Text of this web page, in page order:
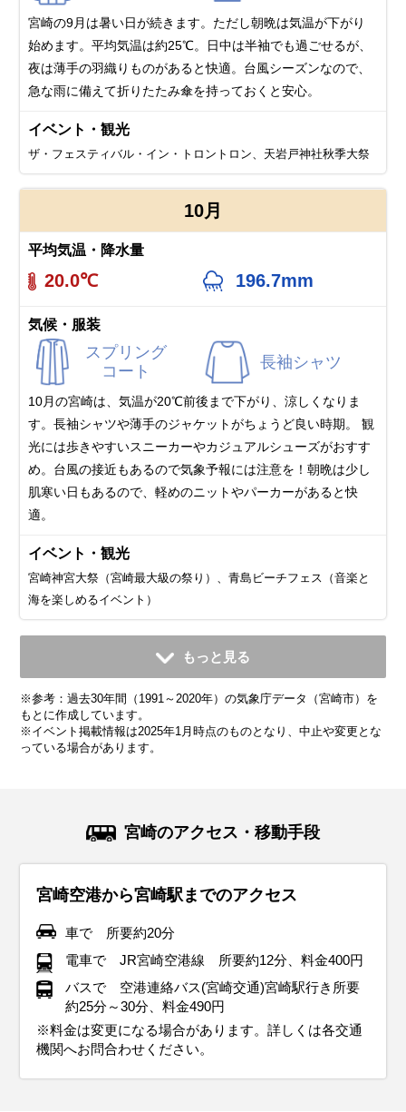
宮崎の9月は暑い日が続きます。ただし朝晩は気温が下がり
始めます。平均気温は約25℃。日中は半袖でも過ごせるが、
夜は薄手の羽織りものがあると快適。台風シーズンなので、
急な雨に備えて折りたたみ傘を持っておくと安心。
イベント・観光
ザ・フェスティバル・イン・トロントロン、天岩戸神社秋季大祭
10月
平均気温・降水量
20.0℃ 196.7mm
気候・服装
スプリング
コート
長袖シャツ
10月の宮崎は、気温が20℃前後まで下がり、涼しくなりま
す。長袖シャツや薄手のジャケットがちょうど良い時期。 観
光には歩きやすいスニーカーやカジュアルシューズがおすす
め。台風の接近もあるので気象予報には注意を！朝晩は少し
肌寒い日もあるので、軽めのニットやパーカーがあると快
適。
イベント・観光
宮崎神宮大祭（宮崎最大級の祭り）、青島ビーチフェス（音楽と
海を楽しめるイベント）
11月
平均気温・降水量
14.7℃ 105.7mm
気候・服装
11月の宮崎は平均気温が14℃前後に。日中は過ごしやすいも
用すると、快適に観光を楽しめる。
イベント・観光
白滝もみじ祭り、霧島秋まつり
12月
平均気温・降水量
9.7℃ 74.9mm
気候・服装
12月の宮崎は冬の寒さが本格化し、平均気温は9℃前後。厚
イルミネーションが美しい季節なので、夜の散策ができるよ
う手袋やマフラーなどの防寒アイテムを活用すると快適。
イベント・観光
青島太平洋マラソン、宮崎ベイサイドマラソン（海沿いを走る人
気のマラソン大会）
1月
平均気温・降水量
7.8℃ 72.7mm
気候・服装
1月の宮崎は冬の寒さが続きますが、「本州の各地と比べる
多く、軽めのニットやセーターで過ごせる日もあります。イ
ンナーには保温性の高い素材を選び、手袋やマフラーなどの
防寒アイテムも活用すると快適。沿岸部では風が強くなるこ
とがあるため、防風性のあるアウターがあると安心。
イベント・観光
青島裸まいり（成人を祝う伝統的な祭り）、野尻町イルミネーシ
ョン
2月
平均気温・降水量
8.9℃ 95.8mm
気候・服装
2月も宮崎は冬の寒さが続きますが、後半になるにつれ、暖
トでも過ごせる日があります。 沿岸部は風が強い日もあるた
め、ウィンドブレーカーがあると安心です。 沿岸部では湿度
が低く、乾燥しやすいので保湿対策も忘れずに。
イベント・観光
青島神社節分祭（厄除けの豆まきが行われる）、座論梅（梅まつ
り）、神話の高千穂建国まつり
3月
平均気温・降水量
12.1℃ 155.7mm
気候・服装
南国宮崎は春の訪れが早く、3月初旬になると春の気配が感
す。同じ宮崎県内でも高千穂などの山間部ではまだ寒さが残
るため、厚めの服装を選ぶのがベスト。沿岸部では春風が強
くなることがあるので、風を通しにくいアウターがあると安
心。
イベント・観光
一里山地区シバザクラまつり、西都原古墳群桜まつり（桜と古墳
のコラボレーションが楽しめる）
4月
平均気温・降水量
16.4℃ 194.5mm
気候・服装
4月は宮崎の気候が穏やかになり、日中は過ごしやすくなり
め折りたたみ傘を持っておくと安心です。 桜が見頃を迎える
季節なので、歩きやすいスニーカーを選ぶのがおすすめ。
イベント・観光
日南海岸春祭り（海岸沿いで行われる春のイベント）、宮崎国際
音楽祭（クラシック音楽の祭典）
5月
平均気温・降水量
20.3℃ 227.6mm
気候・服装
5月の宮崎は気温がぐっと上がり、日中は半袖でも快適に過
部では特に紫外線が強くなるため、帽子や日焼け止めの対策
が重要です。下旬は梅雨の走りで雨が降ることもあります。
雨具を持参するのが安心です。
イベント・観光
ジャカランダまつり（5月下旬から6月まで美しいジャカランダが
鑑賞できます）、しゃくなげ花まつり
6月
平均気温・降水量
23.2℃ 516.3mm
気候・服装
6月の宮崎は梅雨の時期に入り、雨の日が多くなります。湿
ジャケットや折りたたみ傘を必ず持参 靴は防水加工されたス
ニーカーやレインシューズを選ぶことで、雨の日でも快適に
観光を楽しめます。濡れてもよいよう靴下など着替えを多め
に持参しましょう。沿岸部では海開きもありますので、ビー
チサンダルなどあると楽しめます。
イベント・観光
青島ビーチ開き（夏の海水浴シーズンがスタート）、佐土原花し
7月
平均気温・降水量
27.3℃ 339.3mm
気候・服装
7月の宮崎は本格的な夏の暑さに突入し、平均気温は27℃前
徹底。日差しが強いため、日焼け止めをこまめに塗るのがお
すすめ。屋外での観光が多い場合は、吸湿速乾素材の服や、
水分補給を意識すると快適に過ごせる。
イベント・観光
きよたけ郷土祭り、南蛮渡来みなとまつり、えれこっちゃみやざ
き
もっと見る
※参考：過去30年間（1991～2020年）の気象庁データ（宮崎市）を
もとに作成しています。
※イベント掲載情報は2025年1月時点のものとなり、中止や変更とな
っている場合があります。
宮崎のアクセス・移動手段
宮崎空港から宮崎駅までのアクセス
車で 所要約20分
電車で JR宮崎空港線 所要約12分、料金400円
バスで 空港連絡バス(宮崎交通)宮崎駅行き所要
約25分～30分、料金490円
※料金は変更になる場合があります。詳しくは各交通
機関へお問合わせください。